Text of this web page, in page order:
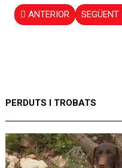
ANTERIOR SEGÜENT
PERDUTS I TROBATS